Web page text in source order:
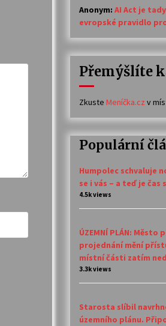
Anonym: AI Act je
evropské pravidlo
Přemýšlíte
Zkuste Meníčka.cz v
Populární
Humpolec schvaluje
se i vás – a teď je čas
4.5k views
ÚZEMNÍ PLÁN: Město
projednání mění
místní části zatím
3.3k views
Starosta slíbil
územního plánu.